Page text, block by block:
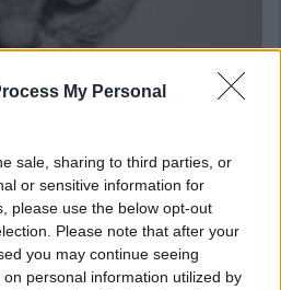
My Personal
sale, sharing to third parties, or
or sensitive information for
please use the below opt-out
Please note that after your
you may continue seeing
personal information utilized by
szakaszban különböző
van szüksége. Ezért sem
biztosítasz számára.